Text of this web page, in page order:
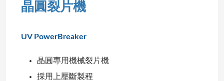
晶圓裂片機
UV PowerBreaker
晶圓專用機械裂片機
採用上壓斷製程